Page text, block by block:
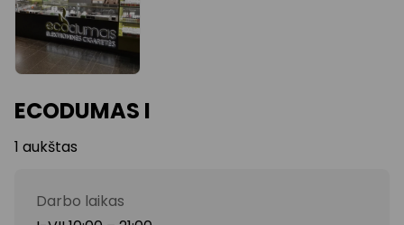
ECODUMAS I
1 aukštas
Darbo laikas